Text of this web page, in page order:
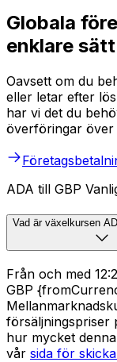
Globala
enklare sätt
Oavsett om du
eller letar efter
har vi det du
överföringar över
ADA till GBP
Vad är växelkursen
Från och med
GBP
försäljningspriser
hur mycket
vår sida för